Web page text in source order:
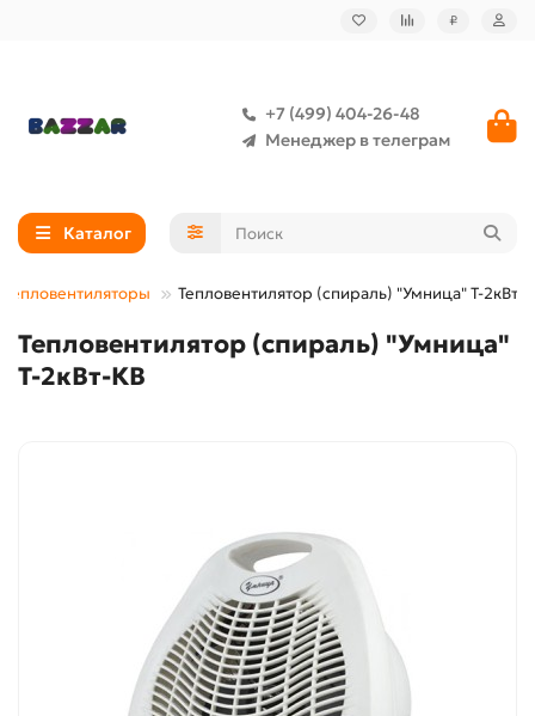
₽
+7 (499) 404-26-48
Менеджер в телеграм
Каталог
Тепловентиляторы Тепловентилятор (спираль) "Умница" Т-2кВт-
Тепловентилятор (спираль) "Умница"
Т-2кВт-КВ